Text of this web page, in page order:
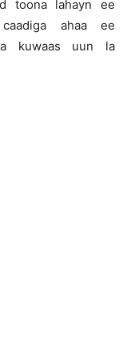
toona lahayn ee
caadiga ahaa ee
kuwaas uun la